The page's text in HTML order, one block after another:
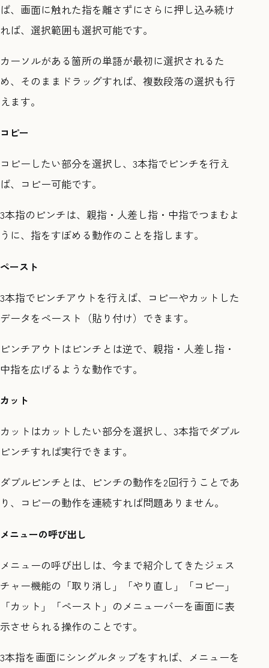
ば、画面に触れた指を離さずにさらに押し込み続け
れば、選択範囲も選択可能です。
カーソルがある箇所の単語が最初に選択されるた
め、そのままドラッグすれば、複数段落の選択も行
えます。
コピー
コピーしたい部分を選択し、3本指でピンチを行え
ば、コピー可能です。
3本指のピンチは、親指・人差し指・中指でつまむよ
うに、指をすぼめる動作のことを指します。
ペースト
3本指でピンチアウトを行えば、コピーやカットした
データをペースト（貼り付け）できます。
ピンチアウトはピンチとは逆で、親指・人差し指・
中指を広げるような動作です。
カット
カットはカットしたい部分を選択し、3本指でダブル
ピンチすれば実行できます。
ダブルピンチとは、ピンチの動作を2回行うことであ
り、コピーの動作を連続すれば問題ありません。
メニューの呼び出し
メニューの呼び出しは、今まで紹介してきたジェス
チャー機能の「取り消し」「やり直し」「コピー」
「カット」「ペースト」のメニューバーを画面に表
示させられる操作のことです。
3本指を画面にシングルタップをすれば、メニューを